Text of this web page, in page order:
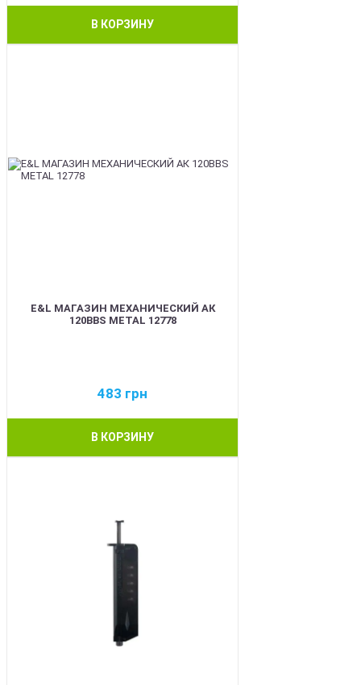
В КОРЗИНУ
E&L МАГАЗИН МЕХАНИЧЕСКИЙ АК
120BBS METAL 12778
483 грн
В КОРЗИНУ